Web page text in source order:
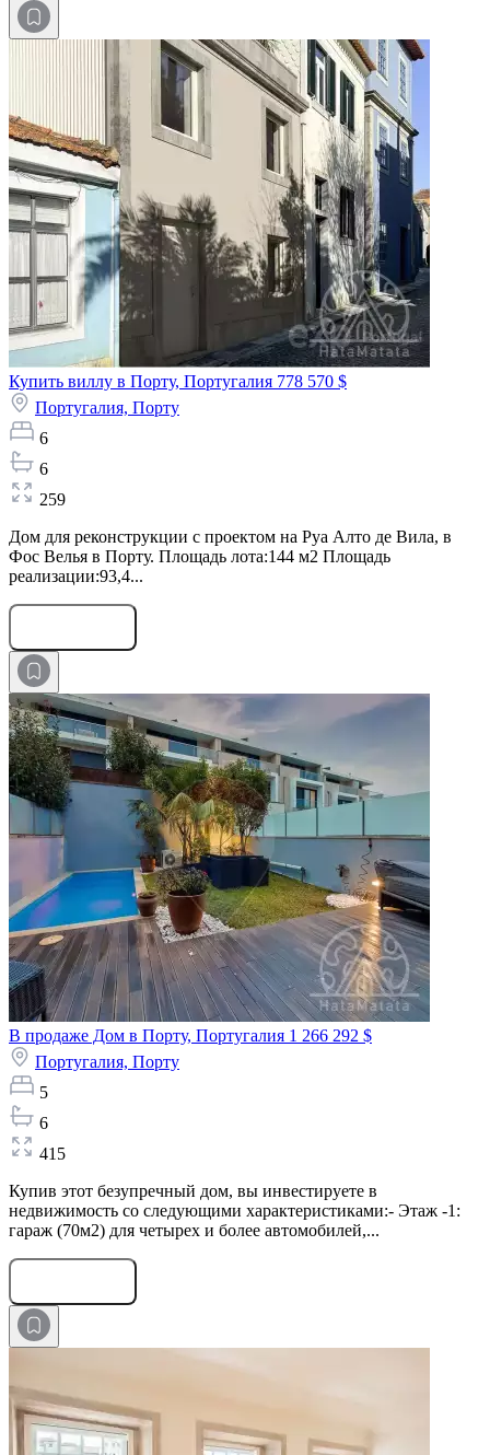
Купить виллу в Порту, Португалия 778 570 $
Португалия, Порту
6
6
259
Дом для реконструкции с проектом на Руа Алто де Вила, в
Фос Велья в Порту. Площадь лота:144 м2 Площадь
реализации:93,4...
В продаже Дом в Порту, Португалия 1 266 292 $
Португалия, Порту
5
6
415
Купив этот безупречный дом, вы инвестируете в
недвижимость со следующими характеристиками:- Этаж -1:
гараж (70м2) для четырех и более автомобилей,...